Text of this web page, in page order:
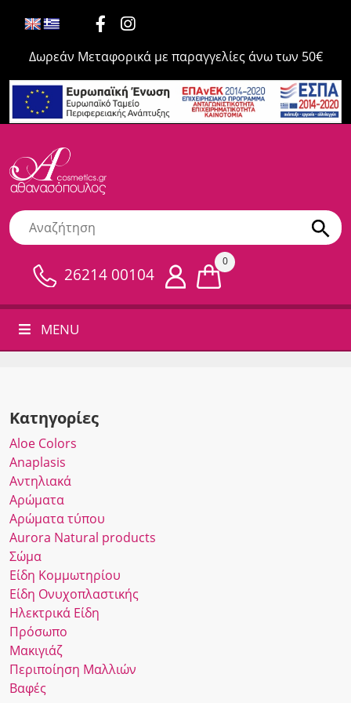
Δωρεάν Μεταφορικά με παραγγελίες άνω των 50€
26214 00104
0
MENU
Κατηγορίες
Αloe Colors
Anaplasis
Αντηλιακά
Αρώματα
Αρώματα τύπου
Αurora Νatural products
Σώμα
Είδη Κομμωτηρίου
Είδη Ονυχοπλαστικής
Ηλεκτρικά Είδη
Πρόσωπο
Μακιγιάζ
Περιποίηση Μαλλιών
Βαφές